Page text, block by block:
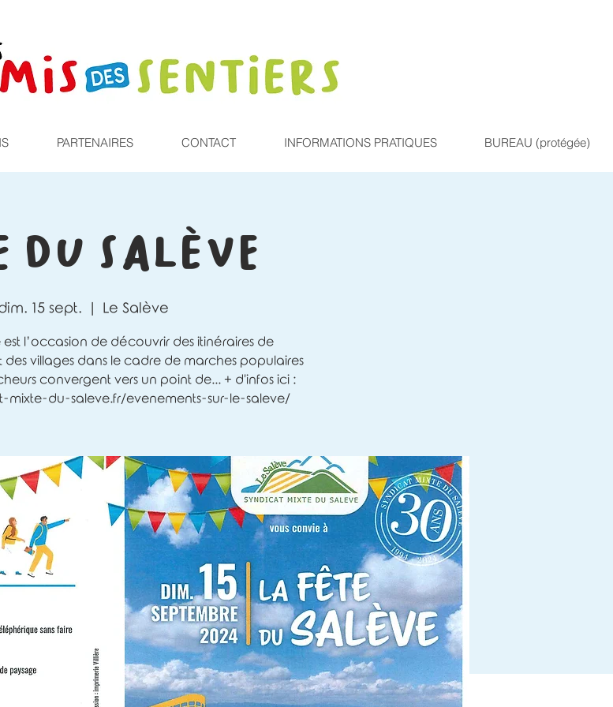
PARTENAIRES CONTACT INFORMATIONS PRATIQUES BUREAU (protégée)
du Salève
15 sept. Le Salève
est l’occasion de découvrir des itinéraires de
villages dans le cadre de marches populaires
convergent vers un point de... + d'infos ici :
mixte-du-saleve.fr/evenements-sur-le-saleve/